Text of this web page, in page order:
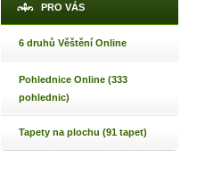
PRO VÁS
6 druhů Věštění Online
Pohlednice Online (333
pohlednic)
Tapety na plochu (91 tapet)